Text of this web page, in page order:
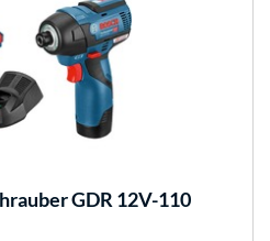
GDR 12V-110